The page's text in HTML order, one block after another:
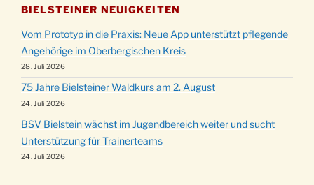
BIELSTEINER NEUIGKEITEN
Vom Prototyp in die Praxis: Neue App unterstützt pflegende
Angehörige im Oberbergischen Kreis
28. Juli 2026
75 Jahre Bielsteiner Waldkurs am 2. August
24. Juli 2026
BSV Bielstein wächst im Jugendbereich weiter und sucht
Unterstützung für Trainerteams
24. Juli 2026